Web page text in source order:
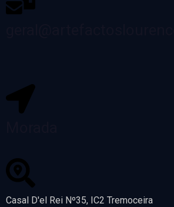
Casal D'el Rei Nº35, IC2 Tremoceira